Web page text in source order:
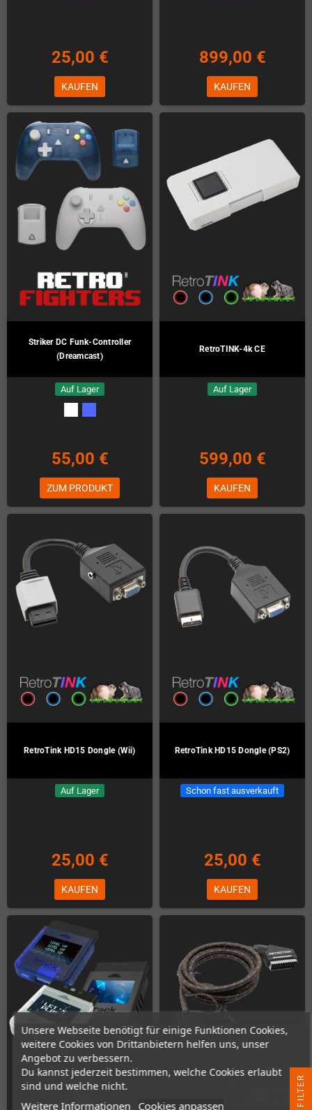
Unsere Webseite benötigt für einige Funktionen Cookies,
weitere Cookies von Drittanbietern helfen uns, unser
Angebot zu verbessern.
Du kannst jederzeit bestimmen, welche Cookies erlaubt
sind und welche nicht.
Weitere Informationen Cookies anpassen
25,00 €
KAUFEN
899,00 €
KAUFEN
Striker DC Funk-Controller
(Dreamcast)
Auf Lager
55,00 €
ZUM PRODUKT
RetroTINK-4k CE
Auf Lager
599,00 €
KAUFEN
RetroTink HD15 Dongle (Wii)
Auf Lager
25,00 €
KAUFEN
RetroTink HD15 Dongle (PS2)
Schon fast ausverkauft
25,00 €
KAUFEN
R